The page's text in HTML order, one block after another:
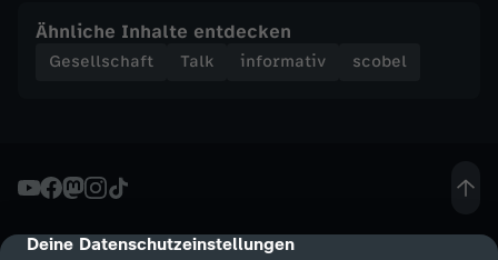
cmp-dialog-description
Deine Datenschutzeinstellungen
w
o
l
a
Ähnliche Inhalte entdecken
Gesellschaft Talk informativ scobel